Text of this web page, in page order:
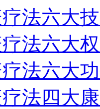
法六大
法六大
法六大
法四大